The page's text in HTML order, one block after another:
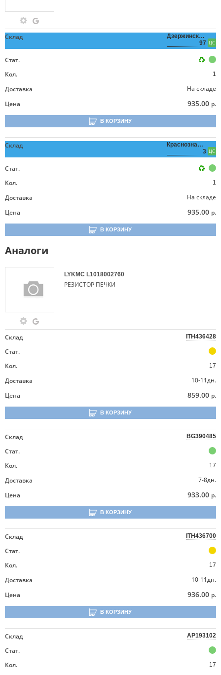
Склад
Дзержинского,
97 ЦС
Стат.
Кол.
1
Доставка
На складе
Цена
935.00 р.
В КОРЗИНУ
Склад
Краснознаменная,
3 ЦС
Стат.
Кол.
1
Доставка
На складе
Цена
935.00 р.
В КОРЗИНУ
Аналоги
LYKMC L1018002760
РЕЗИСТОР ПЕЧКИ
Склад ITH436428
Стат.
Кол.
17
Доставка
10-11дн.
Цена
859.00 р.
В КОРЗИНУ
Склад BG390485
Стат.
Кол.
17
Доставка
7-8дн.
Цена
933.00 р.
В КОРЗИНУ
Склад ITH436700
Стат.
Кол.
17
Доставка
10-11дн.
Цена
936.00 р.
В КОРЗИНУ
Склад AP193102
Стат.
Кол.
17